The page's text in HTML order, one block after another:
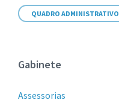
QUADRO ADMINISTRATIVO
Gabinete
Assessorias